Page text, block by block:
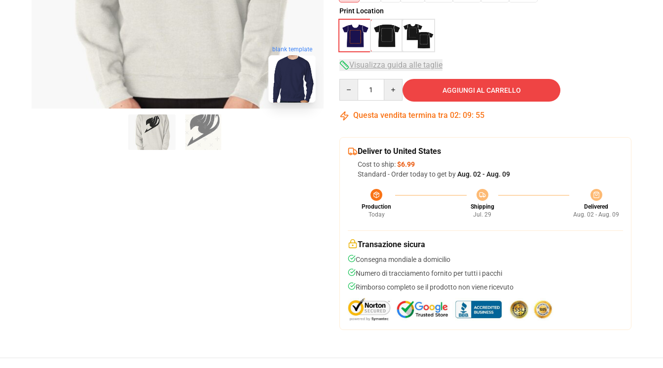
blank template
Print Location
Visualizza guida alle taglie
AGGIUNGI AL CARRELLO
Questa vendita termina tra 02: 09: 54
Deliver to United States
Cost to ship:$6.99
Standard - Order today to get byAug. 02 - Aug. 09
Production
Today
Shipping
Jul. 29
Delivered
Aug. 02 - Aug. 09
Transazione sicura
Consegna mondiale a domicilio
Numero di tracciamento fornito per tutti i pacchi
Rimborso completo se il prodotto non viene ricevuto